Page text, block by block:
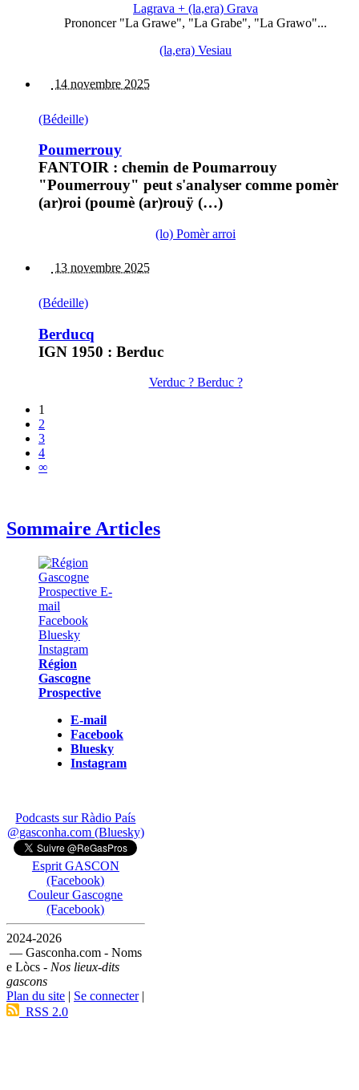
Lagrava + (la,era) Grava
Prononcer "La Grawe", "La Grabe", "La Grawo"...
(la,era) Vesiau
14 novembre 2025
(Bédeille)
Poumerrouy
FANTOIR : chemin de Poumarrouy
"Poumerrouy" peut s'analyser comme pomèr
(ar)roi (poumè (ar)rouÿ (…)
(lo) Pomèr arroi
13 novembre 2025
(Bédeille)
Berducq
IGN 1950 : Berduc
Verduc ? Berduc ?
1
2
3
4
∞
Sommaire Articles
Région
Gascogne
Prospective
E-mail
Facebook
Bluesky
Instagram
Podcasts sur Ràdio País
@gasconha.com (Bluesky)
Esprit GASCON
(Facebook)
Couleur Gascogne
(Facebook)
2024-2026
— Gasconha.com - Noms
e Lòcs - Nos lieux-dits
gascons
Plan du site | Se connecter|
RSS 2.0